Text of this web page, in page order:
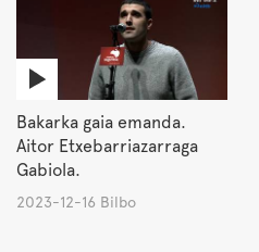
Bakarka gaia emanda.
Aitor Etxebarriazarraga
Gabiola.
2023-12-16 Bilbo